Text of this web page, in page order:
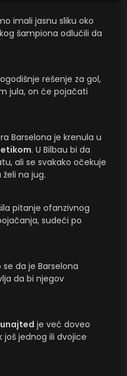
imali jasnu sliku oko
šampiona odlučili da
rešenje za gol,
jula, on će pojačati
Barselona je krenula u
. U Bilbau bi da
ali se svakako očekuje
na jug.
pitanje ofanzivnog
sudeći po
da je Barselona
da bi njegov
je već doveo
još jednog ili dvojice